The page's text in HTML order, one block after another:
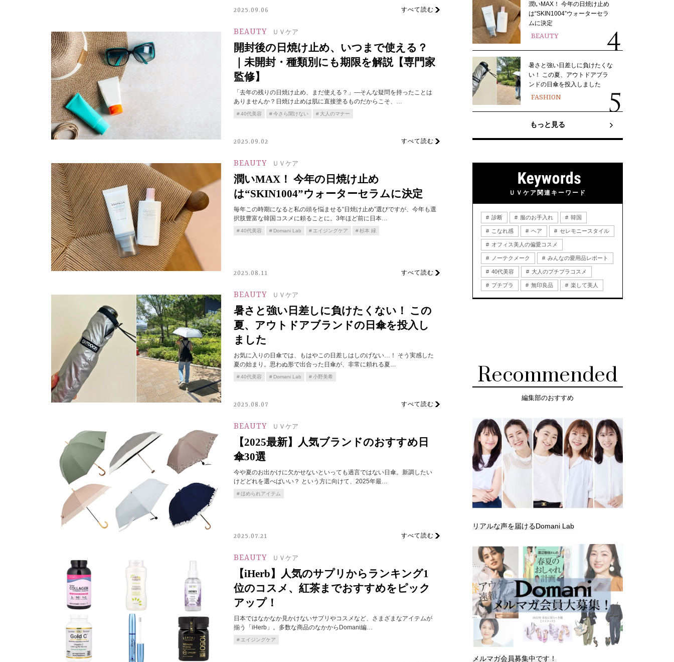
2025.09.06 すべて読む
BEAUTY ＵＶケア
開封後の日焼け止め、いつまで使える？
｜未開封・種類別にも期限を解説【専門家
監修】
「去年の残りの日焼け止め、まだ使える？」―そんな疑問を持ったことは
ありませんか？日焼け止めは肌に直接塗るものだからこそ、…
40代美容 今さら聞けない 大人のマナー
2025.09.02 すべて読む
BEAUTY ＵＶケア
潤いMAX！ 今年の日焼け止め
は“SKIN1004”ウォーターセラムに決定
毎年この時期になると私の頭を悩ませる“日焼け止め”選びですが、今年も選
択肢豊富な韓国コスメに頼ることに。3年ほど前に日本…
40代美容 Domani Lab エイジングケア 杉本 緑
2025.08.11 すべて読む
BEAUTY ＵＶケア
暑さと強い日差しに負けたくない！ この
夏、アウトドアブランドの日傘を投入し
ました
お気に入りの日傘では、もはやこの日差しはしのげない…！ そう実感した
夏の始まり。思わぬ形で出合った日傘が、非常に頼れる夏…
40代美容 Domani Lab 小野美希
2025.08.07 すべて読む
BEAUTY ＵＶケア
【2025最新】人気ブランドのおすすめ日
傘30選
今や夏のお出かけに欠かせないといっても過言ではない日傘。新調したい
けどどれを選べばいい？ という方に向けて、2025年最…
ほめられアイテム
2025.07.21 すべて読む
BEAUTY ＵＶケア
【iHerb】人気のサプリからランキング1
位のコスメ、紅茶までおすすめをピック
アップ！
日本ではなかなか見かけないサプリやコスメなど、さまざまなアイテムが
揃う「iHerb」。多数な商品のなかからDomani編…
エイジングケア
潤いMAX！ 今年の日焼け止め
は“SKIN1004”ウォーターセラ
ムに決定
BEAUTY
暑さと強い日差しに負けたくな
い！ この夏、アウトドアブラ
ンドの日傘を投入しました
FASHION
もっと見る
ＵＶケア関連キーワード
診断 服のお手入れ 韓国
こなれ感 ヘア セレモニースタイル
オフィス美人の偏愛コスメ
ノーテクメーク みんなの愛用品レポート
40代美容 大人のプチプラコスメ
プチプラ 無印良品 楽して美人
Recommended
編集部のおすすめ
リアルな声を届けるDomani Lab
メルマガ会員募集中です！